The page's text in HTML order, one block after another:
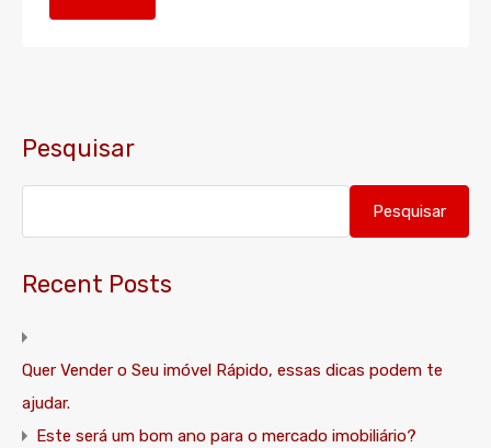
Pesquisar
Pesquisar
Recent Posts
Quer Vender o Seu imóvel Rápido, essas dicas podem te
ajudar.
Este será um bom ano para o mercado imobiliário?